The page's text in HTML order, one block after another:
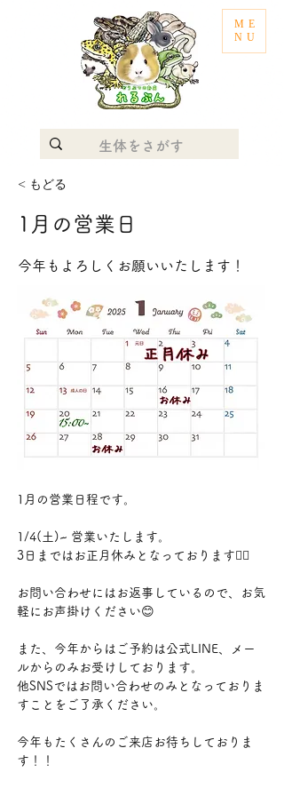
ME
NU
< もどる
1月の営業日
今年もよろしくお願いいたします！
1月の営業日程です。
1/4(土)~ 営業いたします。
3日まではお正月休みとなっております🙇‍♀️
お問い合わせにはお返事しているので、お気
軽にお声掛けください😊
また、今年からはご予約は公式LINE、メー
ルからのみお受けしております。
他SNSではお問い合わせのみとなっておりま
すことをご了承ください。
今年もたくさんのご来店お待ちしておりま
す！！